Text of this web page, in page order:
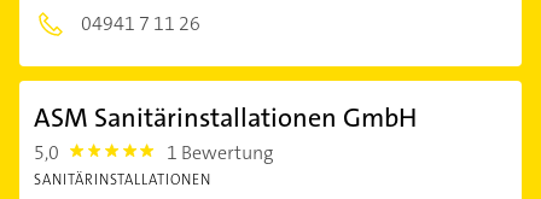
04941 7 11 26
ASM Sanitärinstallationen GmbH
5,0 5.0 1 Bewertung
SANITÄRINSTALLATIONEN